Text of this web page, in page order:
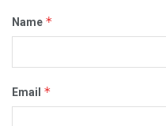
Name *
Email *